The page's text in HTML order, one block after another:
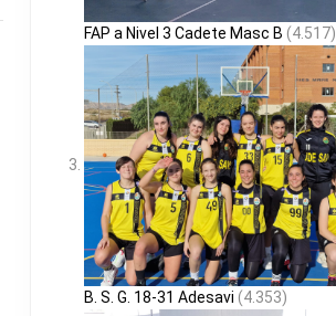
FAP a Nivel 3 Cadete Masc B (4.517)
B. S. G. 18-31 Adesavi (4.353)